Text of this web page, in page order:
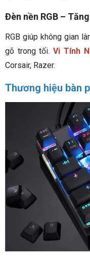
Đèn nền RGB –
RGB giúp không gian
gõ trong tối.Vi Tính
Corsair, Razer.
Thương hiệu bàn